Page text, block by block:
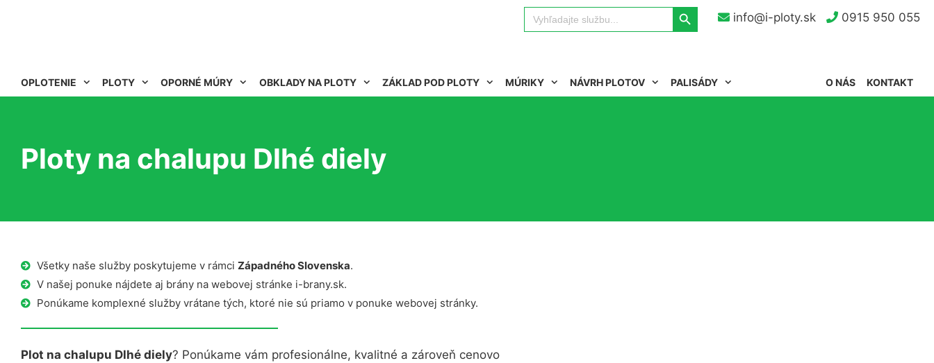
info@i-ploty.sk 0915 950 055
Search
for:
Search Button
OPLOTENIE PLOTY OPORNÉ MÚRY OBKLADY NA PLOTY ZÁKLAD POD PLOTY MÚRIKY NÁVRH PLOTOV PALISÁDY KONTAKT
O NÁS
Ploty na chalupu Dlhé diely
Všetky naše služby poskytujeme v rámci Západného Slovenska.
V našej ponuke nájdete aj brány na webovej stránke i-brany.sk.
Ponúkame komplexné služby vrátane tých, ktoré nie sú priamo v ponuke webovej stránky.
Plot na chalupu Dlhé diely? Ponúkame vám profesionálne, kvalitné a zároveň cenovo